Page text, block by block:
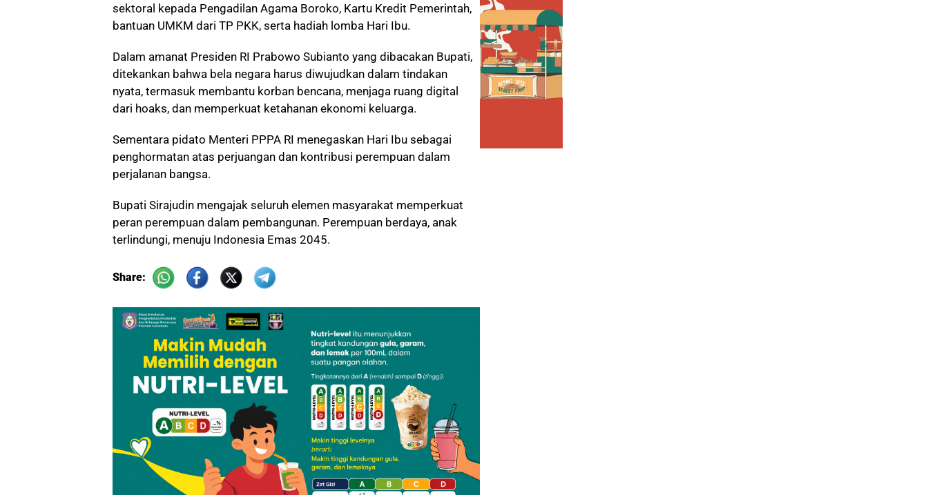
sektoral kepada Pengadilan Agama Boroko, Kartu Kredit Pemerintah,
bantuan UMKM dari TP PKK, serta hadiah lomba Hari Ibu.
Dalam amanat Presiden RI Prabowo Subianto yang dibacakan Bupati,
ditekankan bahwa bela negara harus diwujudkan dalam tindakan
nyata, termasuk membantu korban bencana, menjaga ruang digital
dari hoaks, dan memperkuat ketahanan ekonomi keluarga.
Sementara pidato Menteri PPPA RI menegaskan Hari Ibu sebagai
penghormatan atas perjuangan dan kontribusi perempuan dalam
perjalanan bangsa.
Bupati Sirajudin mengajak seluruh elemen masyarakat memperkuat
peran perempuan dalam pembangunan. Perempuan berdaya, anak
terlindungi, menuju Indonesia Emas 2045.
Share: